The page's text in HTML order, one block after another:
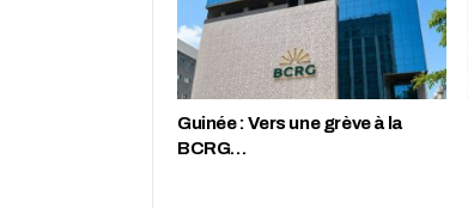
Guinée : Vers une grève à la
BCRG…